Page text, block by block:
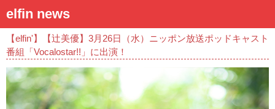
elfin news
【elfin'】【辻美優】3月26日（水）ニッポン放送ポッドキャスト
番組「Vocalostar!!」に出演！